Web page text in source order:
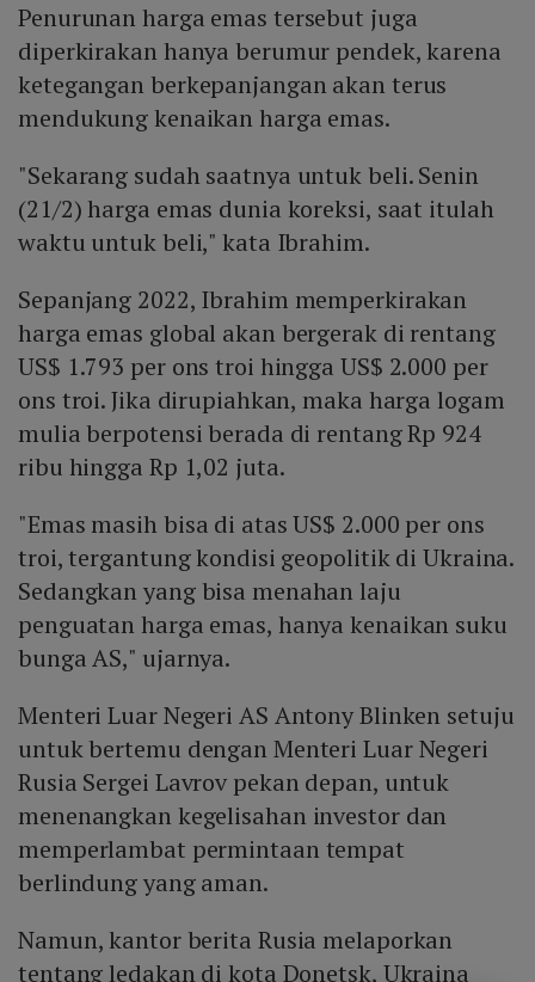
Penurunan harga emas tersebut juga
diperkirakan hanya berumur pendek, karena
ketegangan berkepanjangan akan terus
mendukung kenaikan harga emas.
"Sekarang sudah saatnya untuk beli. Senin
(21/2) harga emas dunia koreksi, saat itulah
waktu untuk beli," kata Ibrahim.
Sepanjang 2022, Ibrahim memperkirakan
harga emas global akan bergerak di rentang
US$ 1.793 per ons troi hingga US$ 2.000 per
ons troi. Jika dirupiahkan, maka harga logam
mulia berpotensi berada di rentang Rp 924
ribu hingga Rp 1,02 juta.
"Emas masih bisa di atas US$ 2.000 per ons
troi, tergantung kondisi geopolitik di Ukraina.
Sedangkan yang bisa menahan laju
penguatan harga emas, hanya kenaikan suku
bunga AS," ujarnya.
Menteri Luar Negeri AS Antony Blinken setuju
untuk bertemu dengan Menteri Luar Negeri
Rusia Sergei Lavrov pekan depan, untuk
menenangkan kegelisahan investor dan
memperlambat permintaan tempat
berlindung yang aman.
Namun, kantor berita Rusia melaporkan
tentang ledakan di kota Donetsk, Ukraina